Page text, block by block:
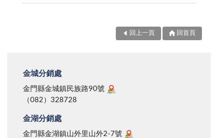
回上一頁 回首頁
金城分銷處
金門縣金城鎮民族路90號
（082）328728
金湖分銷處
金門縣金湖鎮山外里山外2-7號